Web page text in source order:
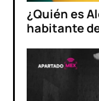
¿Quién es
habitante